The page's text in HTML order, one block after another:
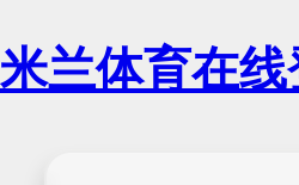
米兰体育在